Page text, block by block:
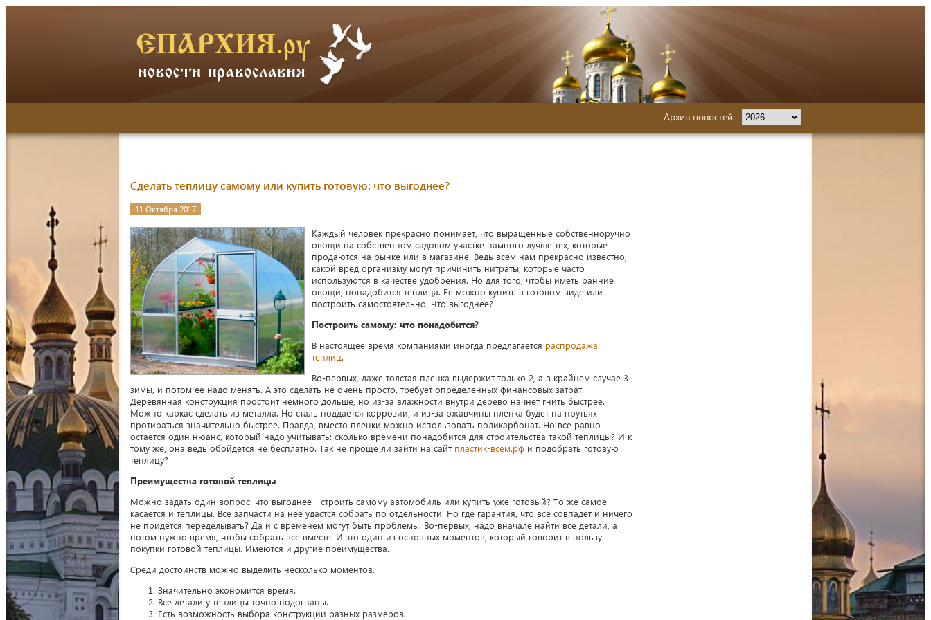
Архив новостей:
Сделать теплицу самому или купить готовую: что выгоднее?
11 Октября 2017
Каждый человек прекрасно понимает, что выращенные собственноручно
овощи на собственном садовом участке намного лучше тех, которые
продаются на рынке или в магазине. Ведь всем нам прекрасно известно,
какой вред организму могут причинить нитраты, которые часто
используются в качестве удобрения. Но для того, чтобы иметь ранние
овощи, понадобится теплица. Ее можно купить в готовом виде или
построить самостоятельно. Что выгоднее?
Построить самому: что понадобится?
В настоящее время компаниями иногда предлагается распродажа
теплиц.
Во-первых, даже толстая пленка выдержит только 2, а в крайнем случае 3
зимы, и потом ее надо менять. А это сделать не очень просто, требует определенных финансовых затрат.
Деревянная конструкция простоит немного дольше, но из-за влажности внутри дерево начнет гнить быстрее.
Можно каркас сделать из металла. Но сталь поддается коррозии, и из-за ржавчины пленка будет на прутьях
протираться значительно быстрее. Правда, вместо пленки можно использовать поликарбонат. Но все равно
остается один нюанс, который надо учитывать: сколько времени понадобится для строительства такой теплицы? И к
тому же, она ведь обойдется не бесплатно. Так не проще ли зайти на сайт пластик-всем.рф и подобрать готовую
теплицу?
Преимущества готовой теплицы
Можно задать один вопрос: что выгоднее - строить самому автомобиль или купить уже готовый? То же самое
касается и теплицы. Все запчасти на нее удастся собрать по отдельности. Но где гарантия, что все совпадет и ничего
не придется переделывать? Да и с временем могут быть проблемы. Во-первых, надо вначале найти все детали, а
потом нужно время, чтобы собрать все вместе. И это один из основных моментов, который говорит в пользу
покупки готовой теплицы. Имеются и другие преимущества.
Среди достоинств можно выделить несколько моментов.
Значительно экономится время.
Все детали у теплицы точно подогнаны.
Есть возможность выбора конструкции разных размеров.